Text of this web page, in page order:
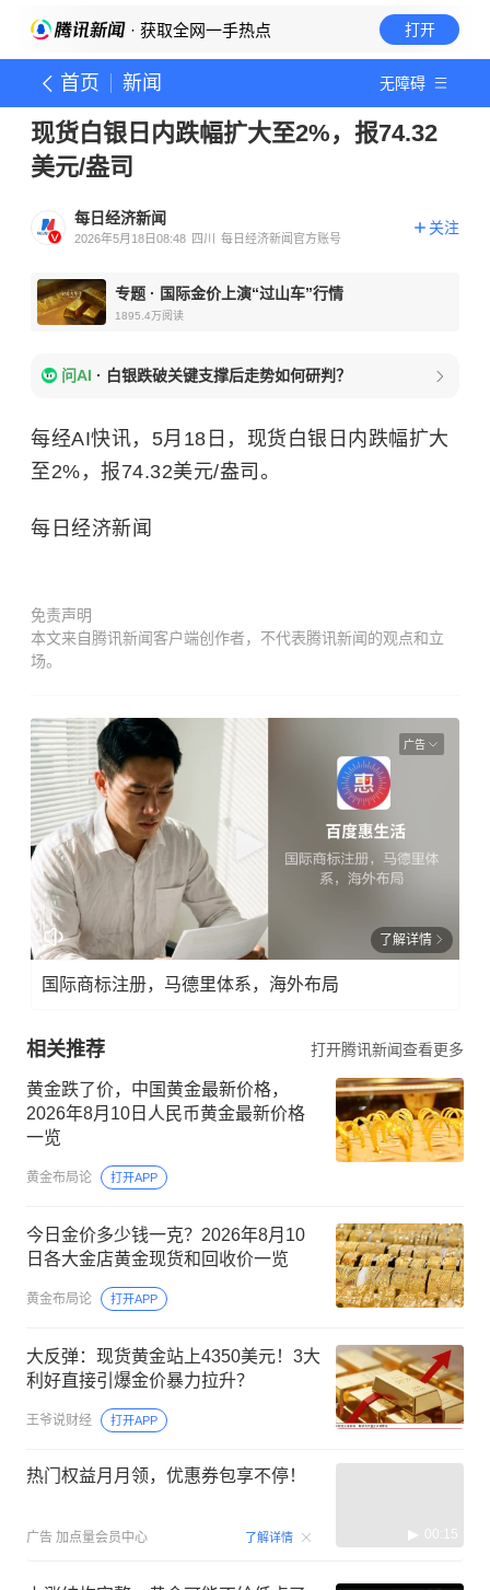
· 获取全网一手热点 打开
首页 新闻 无障碍
现货白银日内跌幅扩大至2%，报74.32
美元/盎司
每日经济新闻
2026年5月18日08:48 四川 每日经济新闻官方账号
关注
专题 · 国际金价上演“过山车”行情
1895.4万阅读
问AI · 白银跌破关键支撑后走势如何研判？
每经AI快讯，5月18日，现货白银日内跌幅扩大
至2%，报74.32美元/盎司。
每日经济新闻
免责声明
本文来自腾讯新闻客户端创作者，不代表腾讯新闻的观点和立
场。
广告
了解详情
国际商标注册，马德里体系，海外布局
相关推荐 打开腾讯新闻查看更多
黄金跌了价，中国黄金最新价格，
2026年8月10日人民币黄金最新价格
一览
黄金布局论 打开APP
今日金价多少钱一克？2026年8月10
日各大金店黄金现货和回收价一览
黄金布局论 打开APP
大反弹：现货黄金站上4350美元！3大
利好直接引爆金价暴力拉升？
王爷说财经 打开APP
热门权益月月领，优惠券包享不停！
广告 加点量会员中心 了解详情 00:15